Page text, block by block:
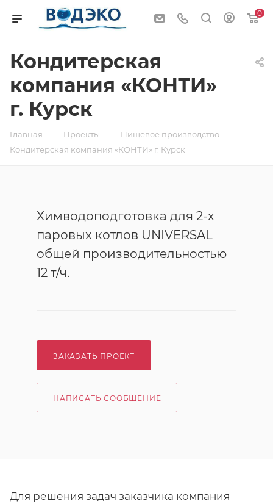
0
Кондитерская
компания «КОНТИ»
г. Курск
Главная — Проекты — Пищевое производство —
Кондитерская компания «КОНТИ» г. Курск
Химводоподготовка для 2-х
паровых котлов UNIVERSAL
общей производительностью
12 т/ч.
ЗАКАЗАТЬ ПРОЕКТ
НАПИСАТЬ СООБЩЕНИЕ
Для решения задач заказчика компания